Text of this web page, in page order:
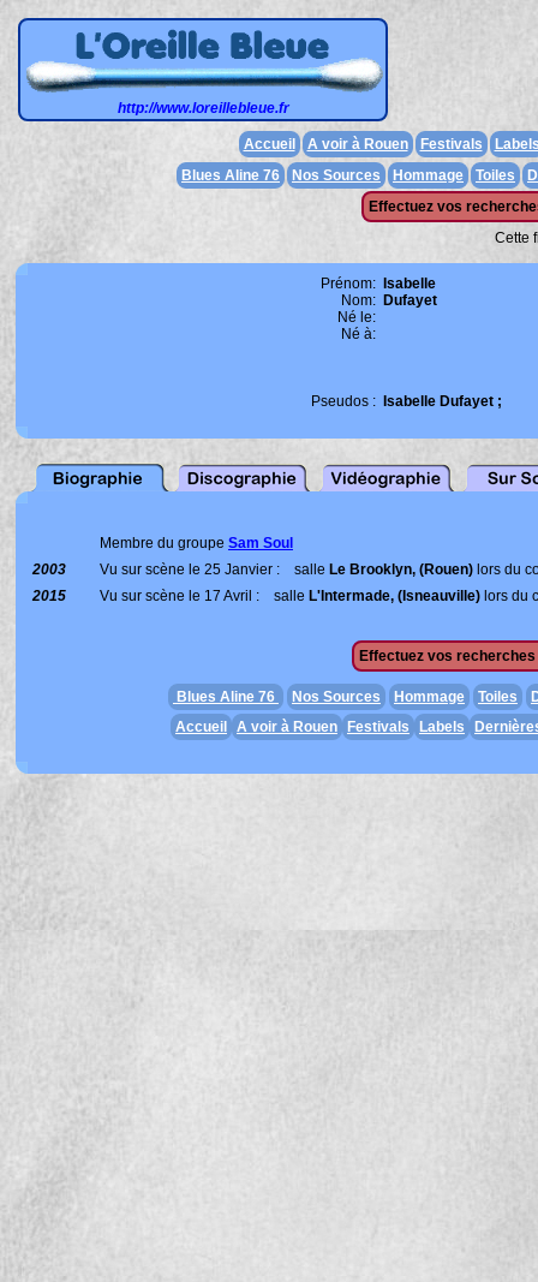
http://www.loreillebleue.fr
Accueil A voir à Rouen Festivals
Blues Aline 76
Nos Sources Hommage Toiles
Effectuez vos
Cette
Prénom: Isabelle
Nom: Dufayet
Né le:
Né à:
Pseudos : Isabelle Dufayet ;
Membre du groupe Sam Soul
2003
Vu sur scène le 25 Janvier : salle Le Brooklyn, (Rouen) lors du
2015
Vu sur scène le 17 Avril : salle L'Intermade, (Isneauville) lors du
Effectuez vos recherches
Blues Aline 76 Nos Sources Hommage Toiles
Accueil
A voir à Rouen Festivals Labels